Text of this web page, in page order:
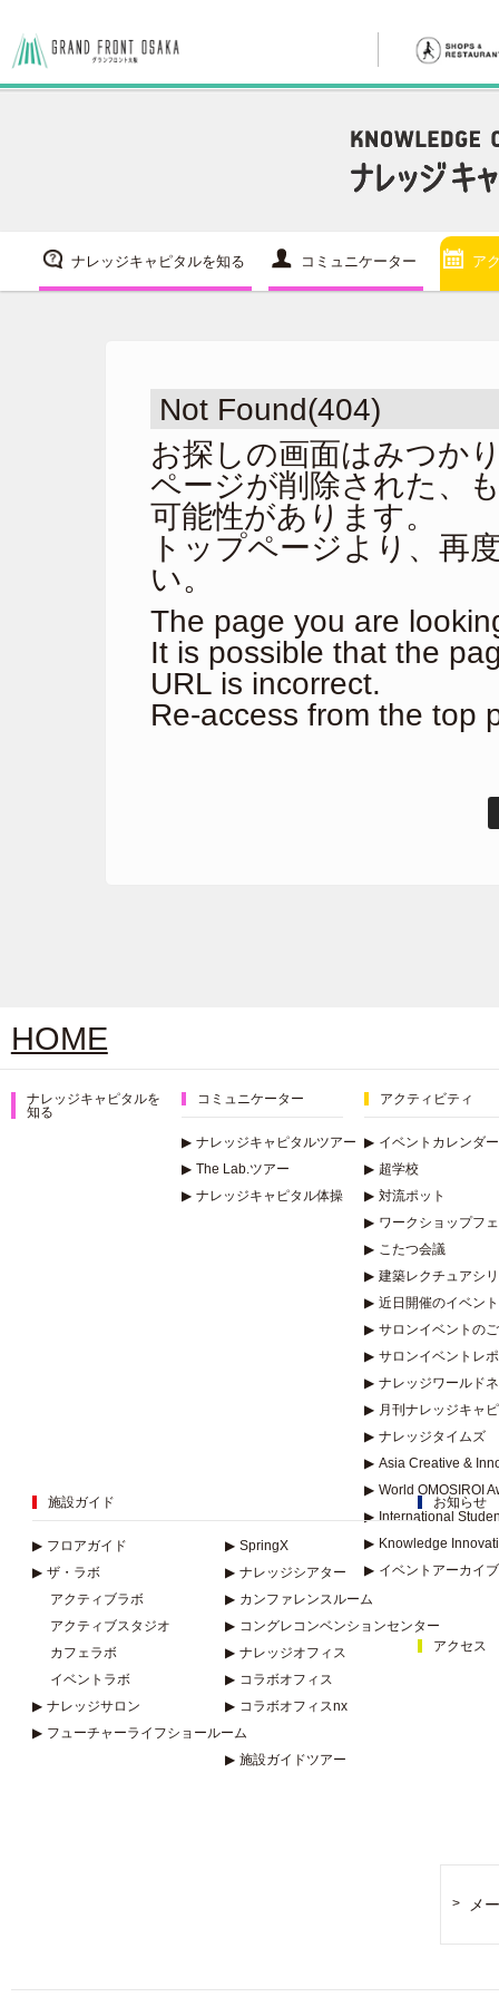
ナレッジキャピタルを知る コミュニケーター ア
Not Found(404)
お探しの画面はみつか
ページが削除された、
可能性があります。
トップページより、再
い。
The page you are
It is possible that the
URL is incorrect.
Re-access from the top
HOME
ナレッジキャピタルを
知る
コミュニケーター
▶ ナレッジキャピタルツアー
▶ The Lab.ツアー
▶ ナレッジキャピタル体操
アクティビティ
▶ イベントカレンダー
▶ 超学校
▶ 対流ポット
▶ ワークショップフ
▶ こたつ会議
▶ 建築レクチュアシ
▶ 近日開催のイベント
▶ サロンイベントの
▶ サロンイベントレ
▶ ナレッジワールド
▶ 月刊ナレッジキャ
▶ ナレッジタイムズ
▶ Asia Creative &
▶ World OMOSIROI
▶ International
▶ Knowledge
▶ イベントアーカイブ
施設ガイド
▶ フロアガイド
▶ ザ・ラボ
アクティブラボ
アクティブスタジオ
カフェラボ
イベントラボ
▶ ナレッジサロン
▶ フューチャーライフショールーム
▶ SpringX
▶ ナレッジシアター
▶ カンファレンスルーム
▶ コングレコンベンションセンター
▶ ナレッジオフィス
▶ コラボオフィス
▶ コラボオフィスnx
▶ 施設ガイドツアー
お知らせ
アクセス
メ